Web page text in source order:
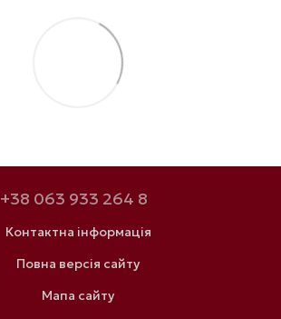
+38 063 933 264 8
Контактна інформація
Повна версія сайту
Мапа сайту